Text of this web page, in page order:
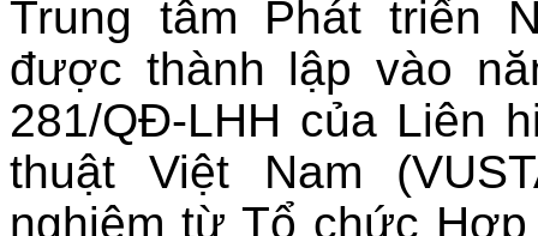
Trung tâm Phát triển
được thành lập vào
281/QĐ-LHH của Liên
thuật Việt Nam
nghiệm từ Tổ chức